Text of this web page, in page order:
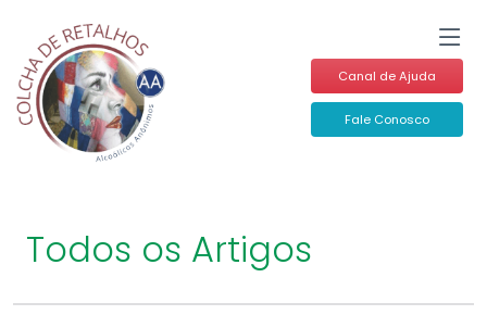
Canal de Ajuda
Fale Conosco
Todos os Artigos